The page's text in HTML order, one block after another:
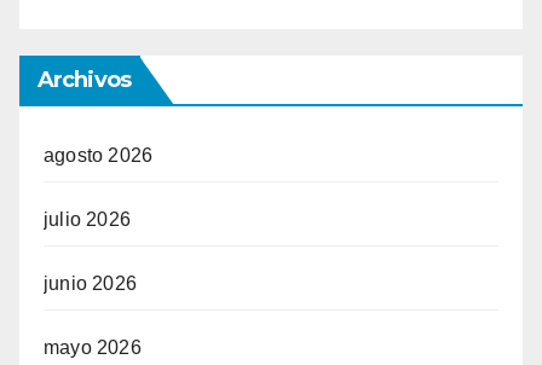
Archivos
agosto 2026
julio 2026
junio 2026
mayo 2026